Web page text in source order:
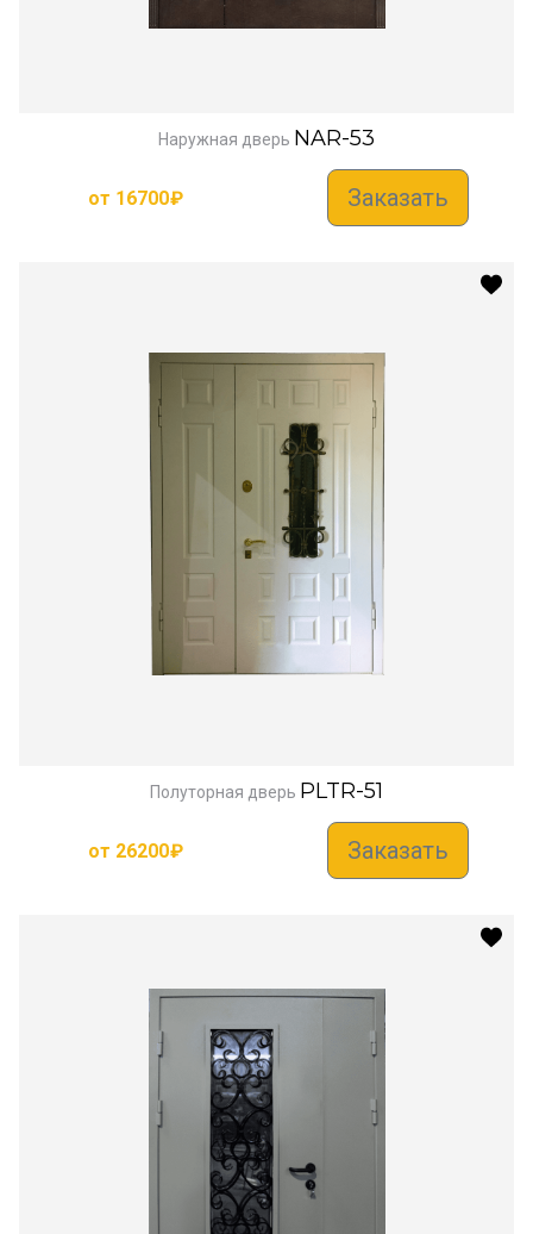
Наружная дверь NAR-53
от 16700₽ Заказать
Полуторная дверь PLTR-51
от 26200₽ Заказать